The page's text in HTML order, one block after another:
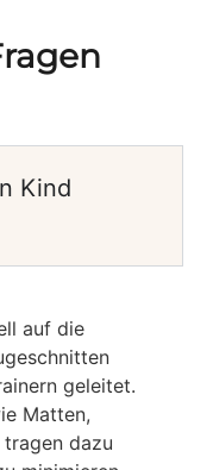
Kind
auf die
geleitet.
Matten,
tragen dazu